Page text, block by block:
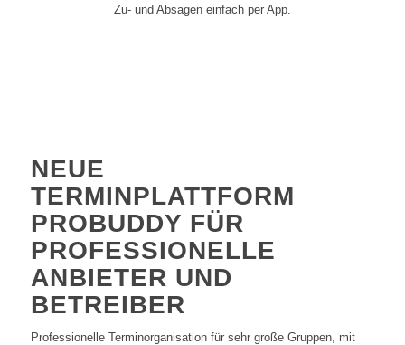
Zu- und Absagen einfach per App.
NEUE
TERMINPLATTFORM
PROBUDDY FÜR
PROFESSIONELLE
ANBIETER UND
BETREIBER
Professionelle Terminorganisation für sehr große Gruppen, mit